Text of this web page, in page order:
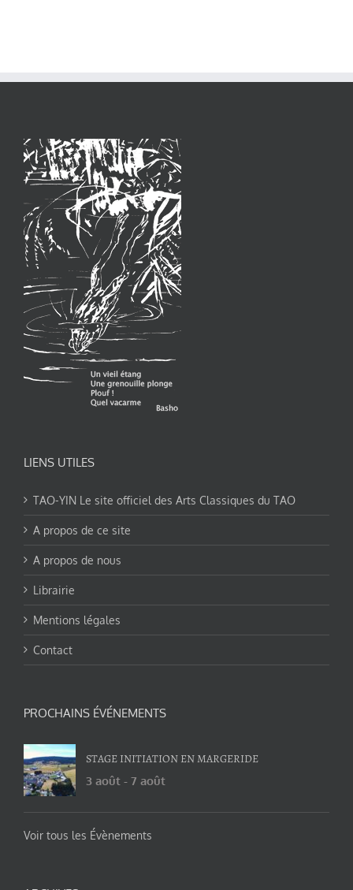
LIENS UTILES
TAO-YIN Le site officiel des Arts Classiques du TAO
A propos de ce site
A propos de nous
Librairie
Mentions légales
Contact
PROCHAINS ÉVÉNEMENTS
STAGE INITIATION EN MARGERIDE
3 août - 7 août
Voir tous les Évènements